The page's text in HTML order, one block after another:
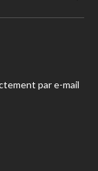
par e-mail